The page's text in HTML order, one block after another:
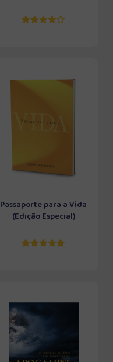
Passaporte para a Vida
(Edição Especial)